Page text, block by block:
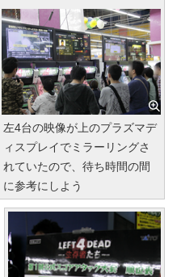
左4台の映像が上のプラズマデ
ィスプレイでミラーリングさ
れていたので、待ち時間の間
に参考にしよう